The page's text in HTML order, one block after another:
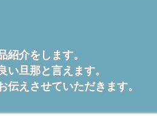
紹介をします。
い旦那と言えます。
伝えさせていただきます。